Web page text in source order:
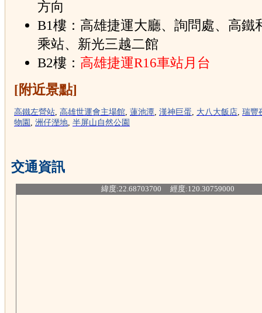
方向
B1樓：高雄捷運大廳、詢問處、高鐵
乘站、新光三越二館
B2樓： 高雄捷運R16車站月台
[附近景點]
高鐵左營站, 高雄世運會主場館, 蓮池潭, 漢神巨蛋, 大八大飯店, 瑞豐
物園 , 洲仔溼地, 半屏山自然公園
交通資訊
緯度:22.68703700 經度:120.30759000